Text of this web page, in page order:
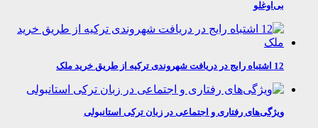
بی‌اوغلو
ویژگی‌های رفتاری و اجتماعی در زبان ترکی استانبولی